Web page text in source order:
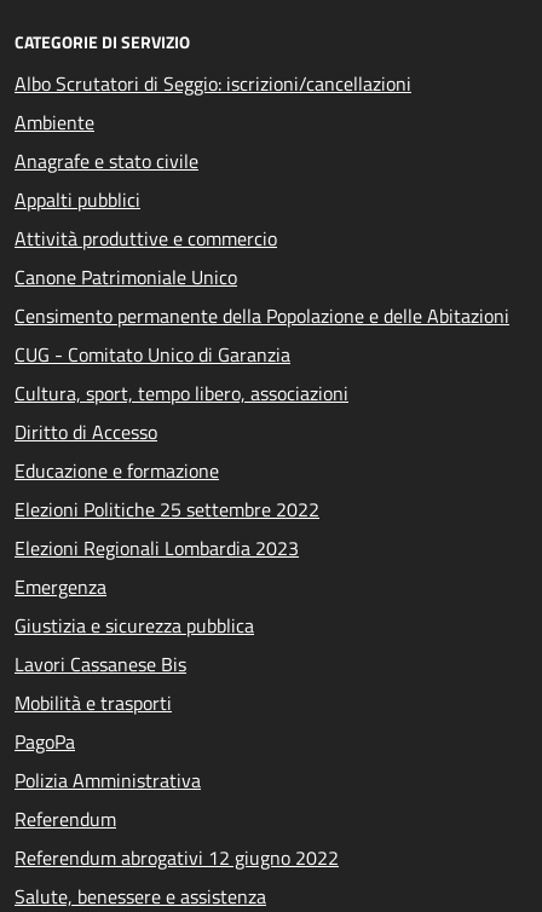
CATEGORIE DI SERVIZIO
Albo Scrutatori di Seggio: iscrizioni/cancellazioni
Ambiente
Anagrafe e stato civile
Appalti pubblici
Attività produttive e commercio
Canone Patrimoniale Unico
Censimento permanente della Popolazione e delle Abitazioni
CUG - Comitato Unico di Garanzia
Cultura, sport, tempo libero, associazioni
Diritto di Accesso
Educazione e formazione
Elezioni Politiche 25 settembre 2022
Elezioni Regionali Lombardia 2023
Emergenza
Giustizia e sicurezza pubblica
Lavori Cassanese Bis
Mobilità e trasporti
PagoPa
Polizia Amministrativa
Referendum
Referendum abrogativi 12 giugno 2022
Salute, benessere e assistenza